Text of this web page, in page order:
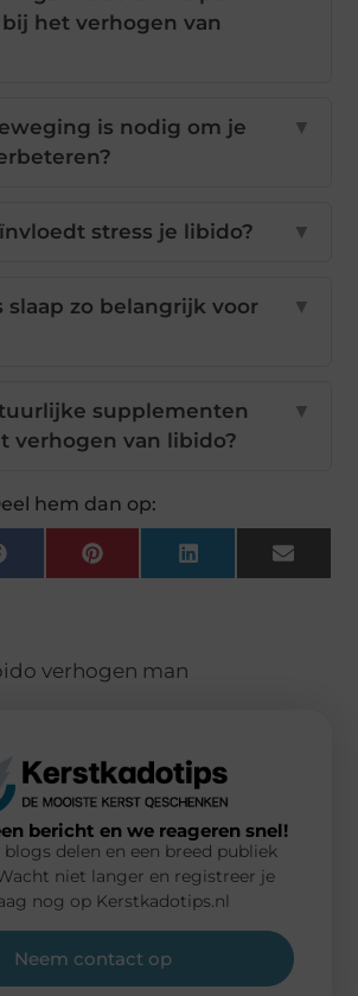
het verhogen van
is nodig om je
▼
stress je libido? ▼
slaap zo belangrijk voor
▼
supplementen
verhogen van libido?
▼
hem dan op:
FacebookPinterestLinkedInEmail
verhogen man
bericht en we reageren snel!
delen en een breed publiek
niet langer en registreer je
nog op Kerstkadotips.nl
Neem contact op